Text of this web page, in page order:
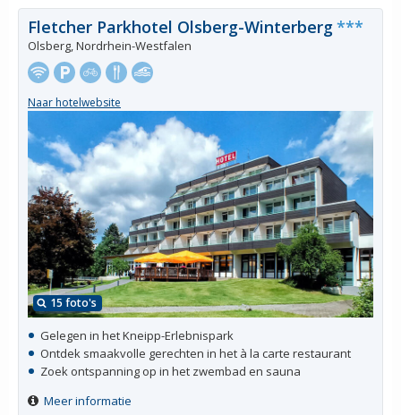
15 foto's
Fletcher Parkhotel Olsberg-Winterberg***
Olsberg, Nordrhein-Westfalen
Naar hotelwebsite
Gelegen in het Kneipp-Erlebnispark
Ontdek smaakvolle gerechten in het à la carte restaurant
Zoek ontspanning op in het zwembad en sauna
Meer informatie